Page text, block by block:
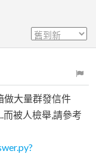
做大量群發信件
而被人檢舉,請參考